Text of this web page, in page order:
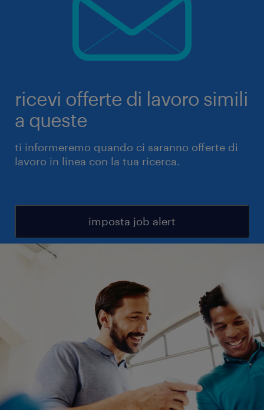
ricevi offerte di lavoro simili
a queste
ti informeremo quando ci saranno offerte di
lavoro in linea con la tua ricerca.
imposta job alert